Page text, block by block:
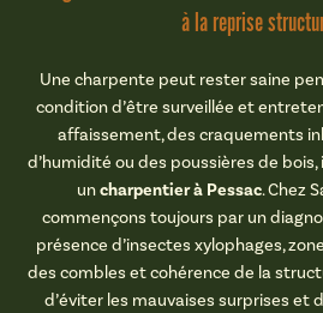
à la reprise
Une charpente peut rester saine
condition d’être surveillée et
affaissement, des craquements
d’humidité ou des poussières de
uncharpentier à Pessac. Chez
commençons toujours par un
présence d’insectes xylophages,
des combles et cohérence de la
d’éviter les mauvaises surprises et